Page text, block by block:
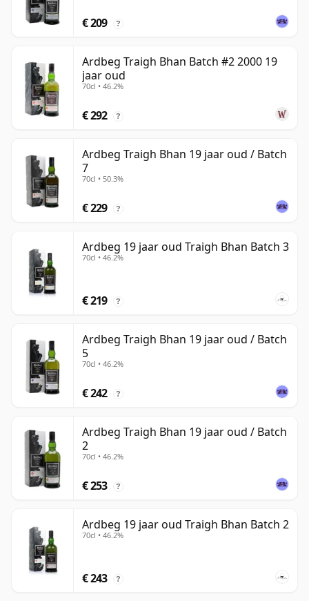
€ 209 ?
Ardbeg Traigh Bhan Batch #2 2000 19
jaar oud
70cl • 46.2%
€ 292 ?
Ardbeg Traigh Bhan 19 jaar oud / Batch
7
70cl • 50.3%
€ 229 ?
Ardbeg 19 jaar oud Traigh Bhan Batch 3
70cl • 46.2%
€ 219 ?
Ardbeg Traigh Bhan 19 jaar oud / Batch
5
70cl • 46.2%
€ 242 ?
Ardbeg Traigh Bhan 19 jaar oud / Batch
2
70cl • 46.2%
€ 253 ?
Ardbeg 19 jaar oud Traigh Bhan Batch 2
70cl • 46.2%
€ 243 ?